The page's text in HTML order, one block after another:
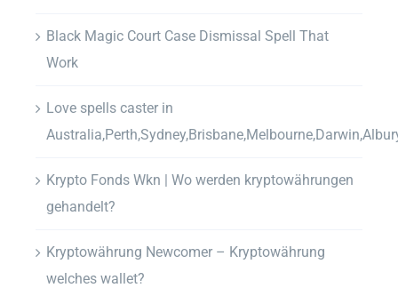
Black Magic Court Case Dismissal Spell That
Work
Love spells caster in
Krypto Fonds Wkn | Wo werden kryptowährungen
gehandelt?
Kryptowährung Newcomer – Kryptowährung
welches wallet?